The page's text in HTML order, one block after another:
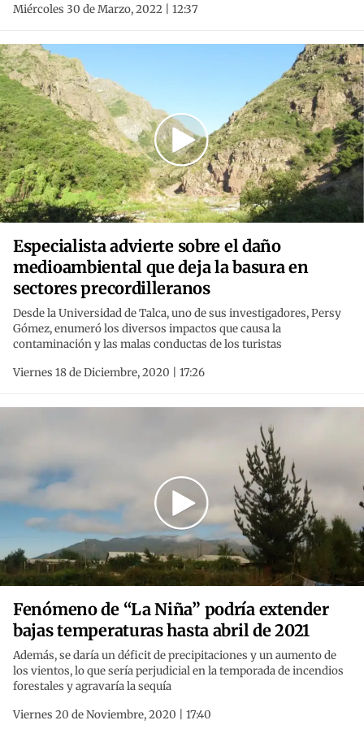
Miércoles 30 de Marzo, 2022 | 12:37
Especialista advierte sobre el daño
medioambiental que deja la basura en
sectores precordilleranos
Desde la Universidad de Talca, uno de sus investigadores, Persy
Gómez, enumeró los diversos impactos que causa la
contaminación y las malas conductas de los turistas
Viernes 18 de Diciembre, 2020 | 17:26
Fenómeno de “La Niña” podría extender
bajas temperaturas hasta abril de 2021
Además, se daría un déficit de precipitaciones y un aumento de
los vientos, lo que sería perjudicial en la temporada de incendios
forestales y agravaría la sequía
Viernes 20 de Noviembre, 2020 | 17:40